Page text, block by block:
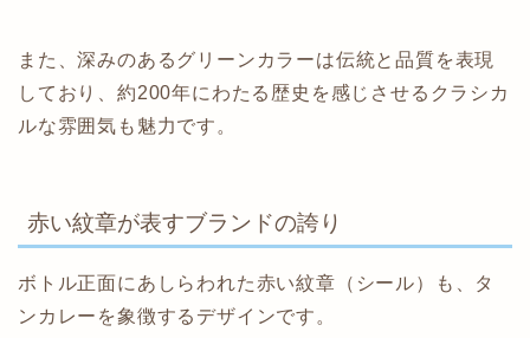
また、深みのあるグリーンカラーは伝統と品質を表現
しており、約200年にわたる歴史を感じさせるクラシカ
ルな雰囲気も魅力です。
赤い紋章が表すブランドの誇り
ボトル正面にあしらわれた赤い紋章（シール）も、タ
ンカレーを象徴するデザインです。